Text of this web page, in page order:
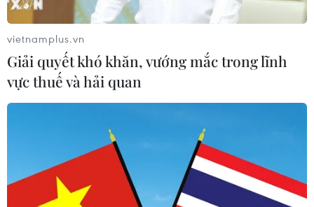
#chăm sóc sức khỏe
TP. Hà Nội
Theo dõi VietnamPlus
TIN LIÊN QUAN
vietnamplus.vn
Giải quyết khó khăn, vướng mắc trong lĩnh
vực thuế và hải quan